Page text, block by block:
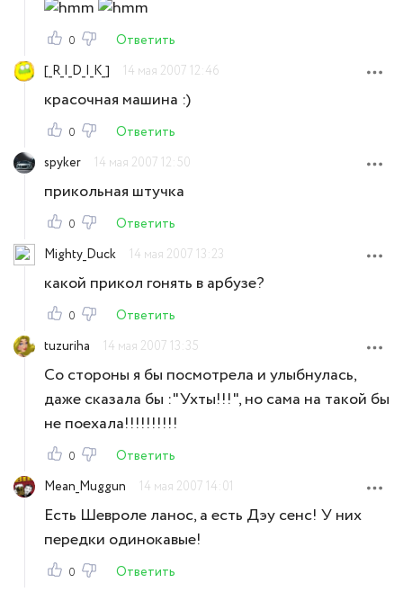
0
Ответить
[_R_I_D_I_K_]
14 мая 2007 12:46
красочная машина :)
0
Ответить
spyker
14 мая 2007 12:50
прикольная штучка
0
Ответить
Mighty_Duck
14 мая 2007 13:23
какой прикол гонять в арбузе?
0
Ответить
tuzuriha
14 мая 2007 13:35
Со стороны я бы посмотрела и улыбнулась,
даже сказала бы :"Ухты!!!", но сама на такой бы
не поехала!!!!!!!!!!
0
Ответить
Mean_Muggun
14 мая 2007 14:01
Есть Шевроле ланос, а есть Дэу сенс! У них
передки одинокавые!
0
Ответить